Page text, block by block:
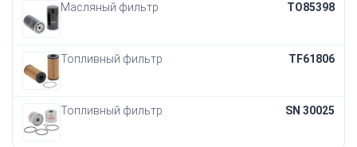
Масляный фильтр TO85398
Топливный фильтр TF61806
Топливный фильтр SN 30025